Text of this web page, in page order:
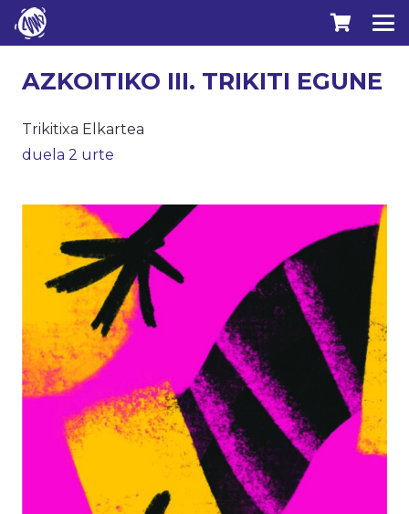
AZKOITIKO III. TRIKITI EGUNE
Trikitixa Elkartea
duela 2 urte